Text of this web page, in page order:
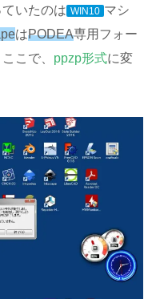
ていたのは WIN10 マシ
はPODEA専用フォー
こで、 ppzp形式に変